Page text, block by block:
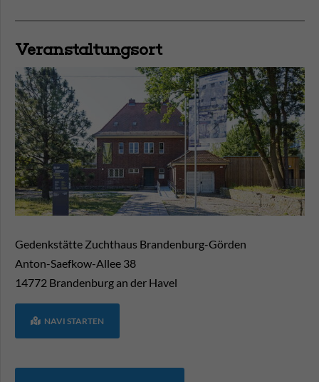
Veranstaltungsort
Gedenkstätte Zuchthaus Brandenburg-Görden
Anton-Saefkow-Allee 38
14772 Brandenburg an der Havel
NAVI STARTEN